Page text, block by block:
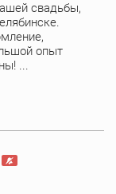
свадьбы,
опыт
...